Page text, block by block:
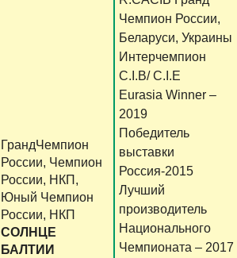
ГрандЧемпион
России, Чемпион
России, НКП,
Юный Чемпион
России, НКП
СОЛНЦЕ
БАЛТИИ
Чемпион России,
Беларуси, Украины
Интерчемпион
C.I.B/ C.I.E
Eurasia Winner –
2019
Победитель
выставки
Россия-2015
Лучший
производитель
Национального
Чемпионата – 2017